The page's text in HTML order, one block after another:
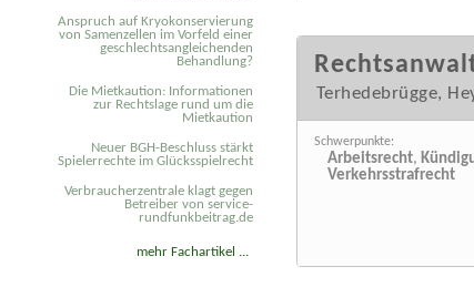
Terhedebrügge,
Schwerpunkte:
Arbeitsrecht,
Verkehrsstrafrecht
Anspruch auf Kryokonservierung
von Samenzellen im Vorfeld einer
geschlechtsangleichenden
Behandlung?
Die Mietkaution: Informationen
zur Rechtslage rund um die
Mietkaution
Neuer BGH-Beschluss stärkt
Spielerrechte im Glücksspielrecht
Verbraucherzentrale klagt gegen
Betreiber von service-
rundfunkbeitrag.de
mehr Fachartikel ...